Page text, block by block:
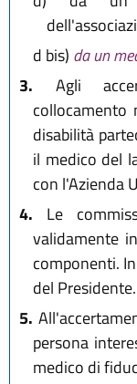
d bis) da un
3. Agli
collocamento
disabilità
il medico del
con l'Azienda
4. Le
validamente
componenti.
del Presidente.
5.
persona
medico di